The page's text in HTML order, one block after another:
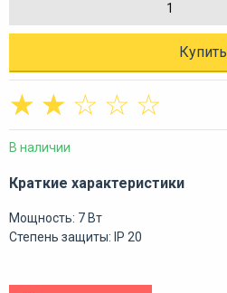
Купить
☆
☆
☆
☆
☆
В наличии
Краткие характеристики
Мощность: 7 Вт
Степень защиты: IP 20